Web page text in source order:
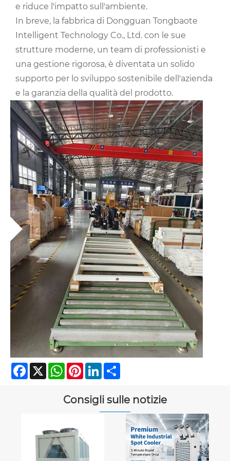
e riduce l'impatto sull'ambiente.
In breve, la fabbrica di Dongguan Tongbaote
Intelligent Technology Co., Ltd. con le sue
strutture moderne, un team di professionisti e
una gestione rigorosa, è diventata un solido
supporto per lo sviluppo sostenibile dell'azienda
e la garanzia della qualità del prodotto.
Facebook
X WhatsAppPinterestLinkedIn
Consigli sulle notizie